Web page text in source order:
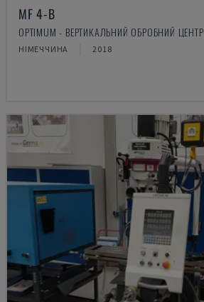
MF 4-B
OPTIMUM - ВЕРТИКАЛЬНИЙ ОБРОБНИЙ ЦЕНТР
НІМЕЧЧИНА 2018